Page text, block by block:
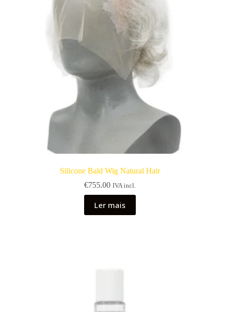
Silicone Bald Wig Natural Hair
€755.00 IVA incl.
Ler mais